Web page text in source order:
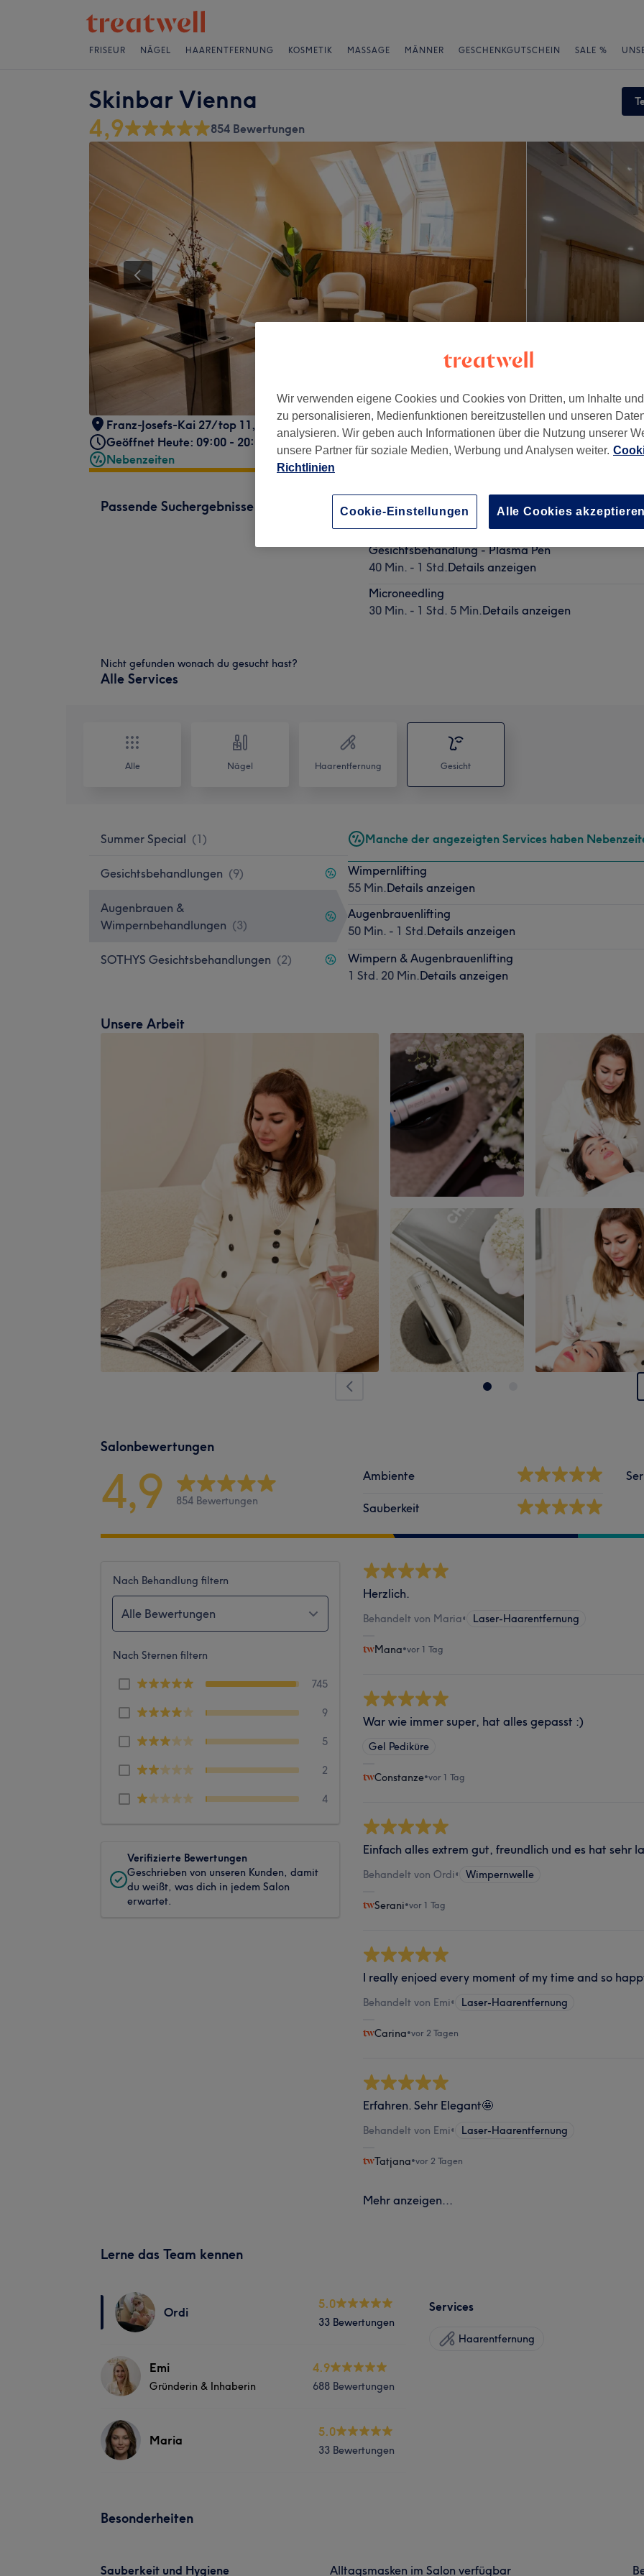
FRISEUR NÄGEL HAARENTFERNUNG KOSMETIK MASSAGE MÄNNER GESCHENKGUTSCHEIN SALE %
Skinbar Vienna
4,9 854 Bewertungen
Franz-Josefs-Kai 27/top 11 , Wien, 1010
Geöffnet Heute: 09:00 - 20:00
Nebenzeiten
Passende Suchergebnisse
Wimpern & Augenbrauenlifting
Gesichtsbehandlung - Plasma Pen
40 Min. - 1 Std.Details anzeigen
Microneedling
30 Min. - 1 Std. 5 Min.Details anzeigen
Nicht gefunden wonach du gesucht hast?
Alle Services
Alle Nägel Haarentfernung Gesicht
Summer Special (1)
Gesichtsbehandlungen (9)
Augenbrauen &
Wimpernbehandlungen (3)
SOTHYS Gesichtsbehandlungen (2)
Manche der angezeigten Services haben
Wimpernlifting
55 Min.Details anzeigen
Augenbrauenlifting
50 Min. - 1 Std.Details anzeigen
Wimpern & Augenbrauenlifting
1 Std. 20 Min.Details anzeigen
Unsere Arbeit
Salonbewertungen
4,9 854 Bewertungen
Ambiente
Sauberkeit
Nach Behandlung filtern
Alle Bewertungen
Nach Sternen filtern
745
9
5
2
4
Verifizierte Bewertungen
Geschrieben von unseren Kunden, damit
du weißt, was dich in jedem Salon
erwartet.
Herzlich.
Behandelt von Maria• Laser-Haarentfernung
Mana•vor 1 Tag
War wie immer super, hat alles gepasst :)
Gel Pediküre
Constanze•vor 1 Tag
Einfach alles extrem gut, freundlich und es hat sehr
Behandelt von Ordi• Wimpernwelle
Serani•vor 1 Tag
I really enjoed every moment of my time and so
Behandelt von Emi• Laser-Haarentfernung
Carina•vor 2 Tagen
Erfahren. Sehr Elegant🤩
Behandelt von Emi• Laser-Haarentfernung
Tatjana•vor 2 Tagen
Mehr anzeigen...
Lerne das Team kennen
Ordi
5.0
33 Bewertungen
Emi
Gründerin & Inhaberin
4.9
688 Bewertungen
Maria
5.0
33 Bewertungen
Services
Haarentfernung
Besonderheiten
Sauberkeit und Hygiene Alltagsmasken im Salon verfügbar
Wir verwenden eigene Cookies und Cookies von Dritten, um Inhalte
zu personalisieren, Medienfunktionen bereitzustellen und unseren
analysieren. Wir geben auch Informationen über die Nutzung unserer
unsere Partner für soziale Medien, Werbung und Analysen weiter.
Richtlinien
Alle Cookies
Cookie-Einstellungen